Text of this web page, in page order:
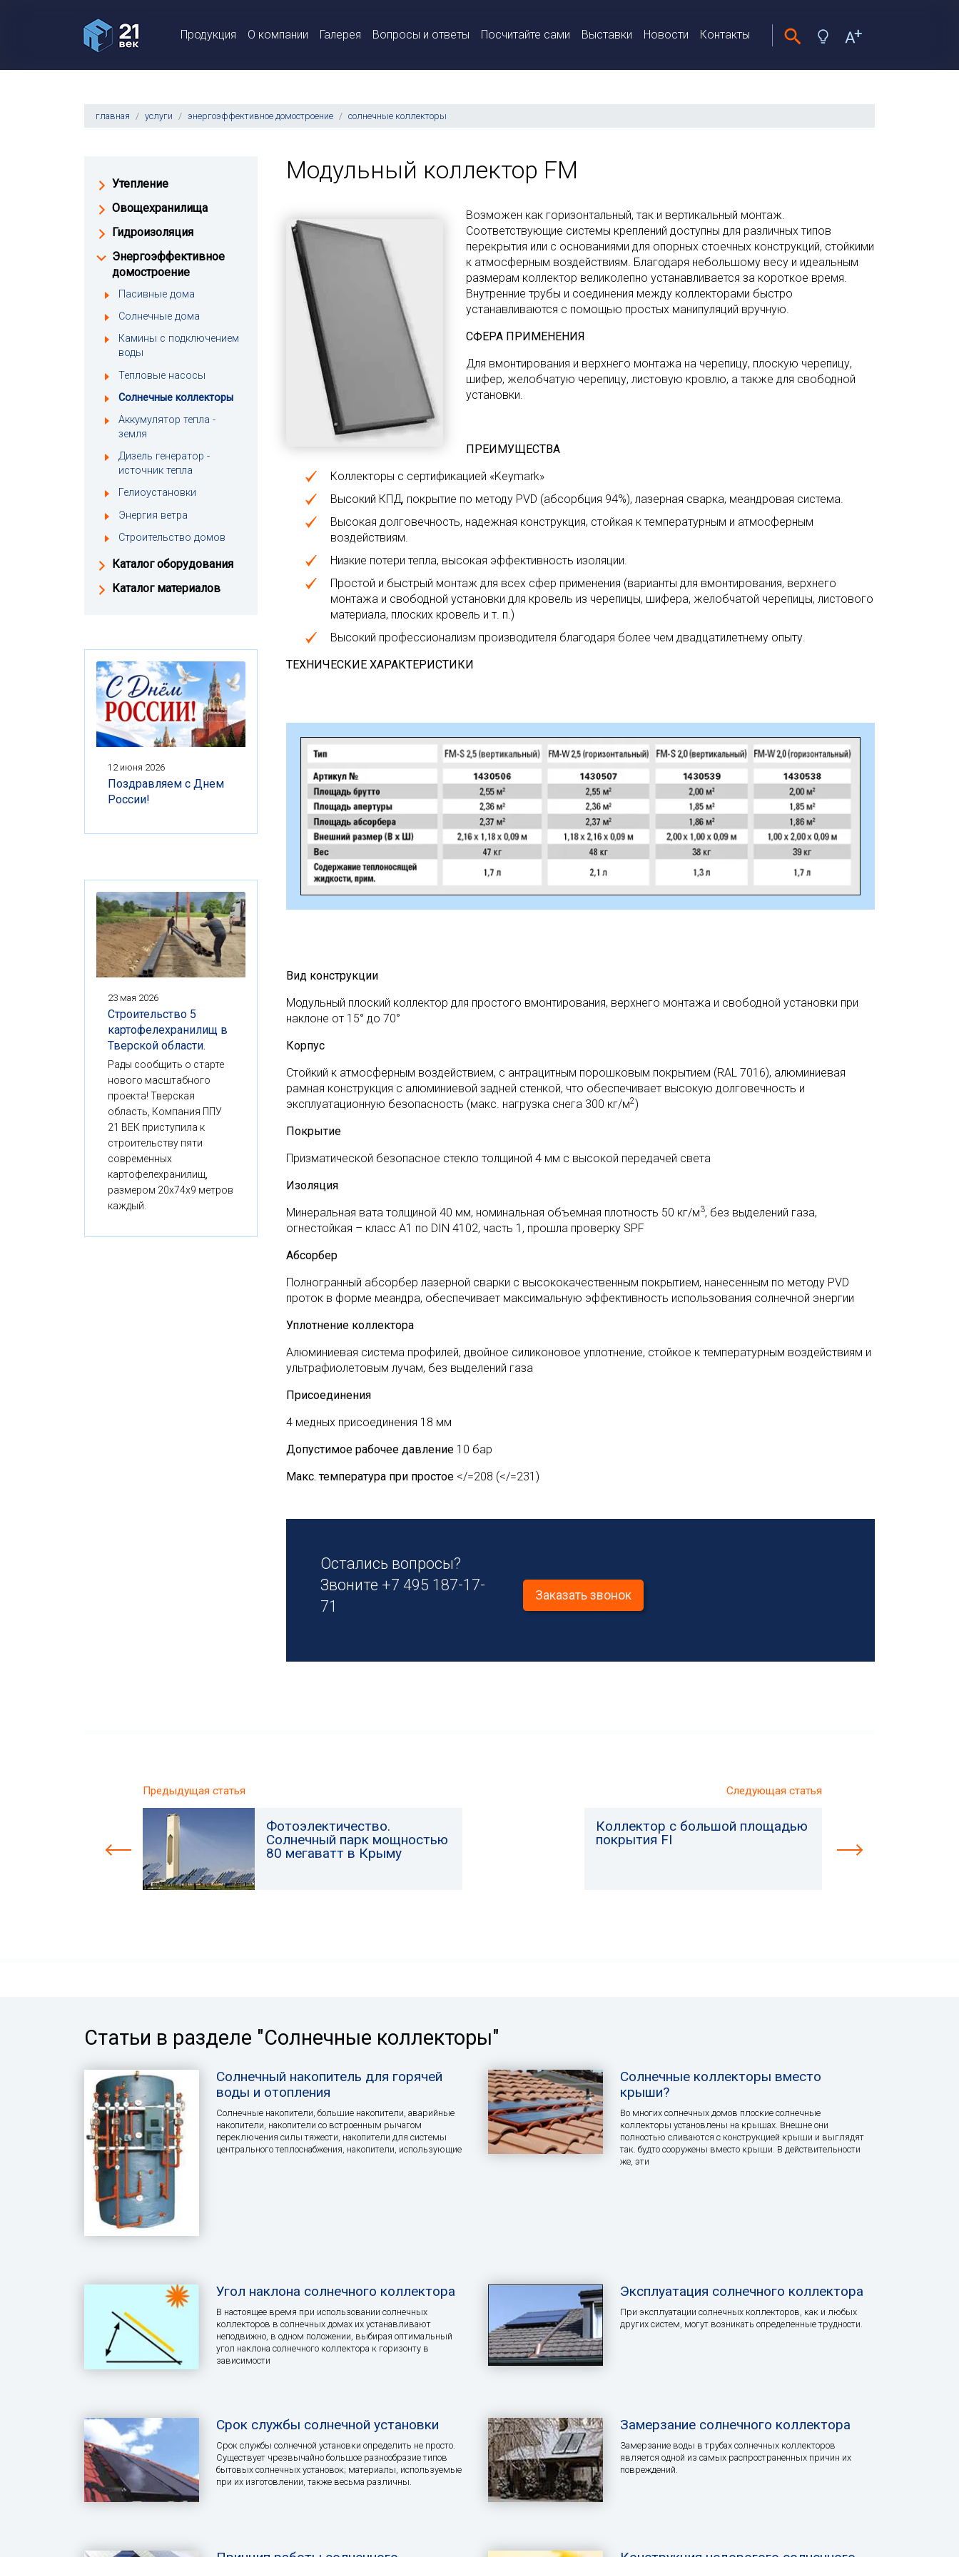
Продукция О компании Галерея Вопросы и ответы Посчитайте сами Выставки Новости Контакты
главная услуги энергоэффективное домостроение солнечные коллекторы
Модульный коллектор FM
Возможен как горизонтальный, так и вертикальный монтаж.
Соответствующие системы креплений доступны для различных типов
перекрытия или с основаниями для опорных стоечных конструкций, стойкими
к атмосферным воздействиям. Благодаря небольшому весу и идеальным
размерам коллектор великолепно устанавливается за короткое время.
Внутренние трубы и соединения между коллекторами быстро
устанавливаются с помощью простых манипуляций вручную.
СФЕРА ПРИМЕНЕНИЯ
Для вмонтирования и верхнего монтажа на черепицу, плоскую черепицу,
шифер, желобчатую черепицу, листовую кровлю, а также для свободной
установки.
ПРЕИМУЩЕСТВА
Коллекторы с сертификацией «Keymark»
Высокий КПД, покрытие по методу PVD (абсорбция 94%), лазерная сварка, меандровая система.
Высокая долговечность, надежная конструкция, стойкая к температурным и атмосферным
воздействиям.
Низкие потери тепла, высокая эффективность изоляции.
Простой и быстрый монтаж для всех сфер применения (варианты для вмонтирования, верхнего
монтажа и свободной установки для кровель из черепицы, шифера, желобчатой черепицы, листового
материала, плоских кровель и т. п.)
Высокий профессионализм производителя благодаря более чем двадцатилетнему опыту.
ТЕХНИЧЕСКИЕ ХАРАКТЕРИСТИКИ
Вид конструкции
Модульный плоский коллектор для простого вмонтирования, верхнего монтажа и свободной установки при
наклоне от 15° до 70°
Корпус
Стойкий к атмосферным воздействием, с антрацитным порошковым покрытием (RAL 7016), алюминиевая
рамная конструкция с алюминиевой задней стенкой, что обеспечивает высокую долговечность и
эксплуатационную безопасность (макс. нагрузка снега 300 кг/м2)
Покрытие
Призматической безопасное стекло толщиной 4 мм с высокой передачей света
Изоляция
Минеральная вата толщиной 40 мм, номинальная объемная плотность 50 кг/м3, без выделений газа,
огнестойкая – класс A1 по DIN 4102, часть 1, прошла проверку SPF
Абсорбер
Полногранный абсорбер лазерной сварки с высококачественным покрытием, нанесенным по методу PVD
проток в форме меандра, обеспечивает максимальную эффективность использования солнечной энергии
Уплотнение коллектора
Алюминиевая система профилей, двойное силиконовое уплотнение, стойкое к температурным воздействиям и
ультрафиолетовым лучам, без выделений газа
Присоединения
4 медных присоединения 18 мм
Допустимое рабочее давление 10 бар
Макс. температура при простое </=208 (</=231)
Остались вопросы?
Звоните +7 495 187-17-
71
Заказать звонок
Утепление
Овощехранилища
Гидроизоляция
Энергоэффективное
домостроение
Пасивные дома
Солнечные дома
Камины с подключением
воды
Тепловые насосы
Солнечные коллекторы
Аккумулятор тепла -
земля
Дизель генератор -
источник тепла
Гелиоустановки
Энергия ветра
Строительство домов
Каталог оборудования
Каталог материалов
12 июня 2026
Поздравляем с Днем
России!
23 мая 2026
Строительство 5
картофелехранилищ в
Тверской области.
Рады сообщить о старте
нового масштабного
проекта! Тверская
область, Компания ППУ
21 ВЕК приступила к
строительству пяти
современных
картофелехранилищ,
размером 20x74x9 метров
каждый.
Предыдущая статья
Фотоэлектичество.
Солнечный парк мощностью
80 мегаватт в Крыму
Следующая статья
Коллектор с большой площадью
покрытия FI
Статьи в разделе "Солнечные коллекторы"
Солнечный накопитель для горячей
воды и отопления
Солнечные накопители, большие накопители, аварийные
накопители, накопители со встроенным рычагом
переключения силы тяжести, накопители для системы
центрального теплоснабжения, накопители, использующие
Солнечные коллекторы вместо
крыши?
Во многих солнечных домов плоские солнечные
коллекторы установлены на крышах. Внешне они
полностью сливаются с конструкцией крыши и выглядят
так. будто сооружены вместо крыши. В действительности
же, эти
Угол наклона солнечного коллектора
В настоящее время при использовании солнечных
коллекторов в солнечных домах их устанавливают
неподвижно, в одном положении, выбирая оптимальный
угол наклона солнечного коллектора к горизонту в
зависимости
Эксплуатация солнечного коллектора
При эксплуатации солнечных коллекторов, как и любых
других систем, могут возникать определенные трудности.
Срок службы солнечной установки
Срок службы солнечной установки определить не просто.
Существует чрезвычайно большое разнообразие типов
бытовых солнечных установок; материалы, используемые
при их изготовлении, также весьма различны.
Замерзание солнечного коллектора
Замерзание воды в трубах солнечных коллекторов
является одной из самых распространенных причин их
повреждений.